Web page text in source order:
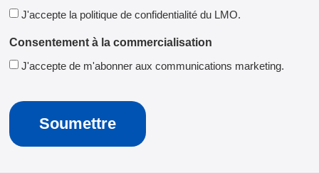
J'accepte la politique de confidentialité du LMO.
Consentement à la commercialisation
J'accepte de m'abonner aux communications marketing.